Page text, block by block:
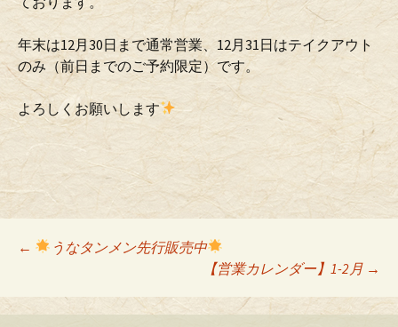
年末は12月30日まで通常営業、12月31日はテイクアウト
のみ（前日までのご予約限定）です。
よろしくお願いします
Post navigation
←
うなタンメン先行販売中
【営業カレンダー】1-2月 →